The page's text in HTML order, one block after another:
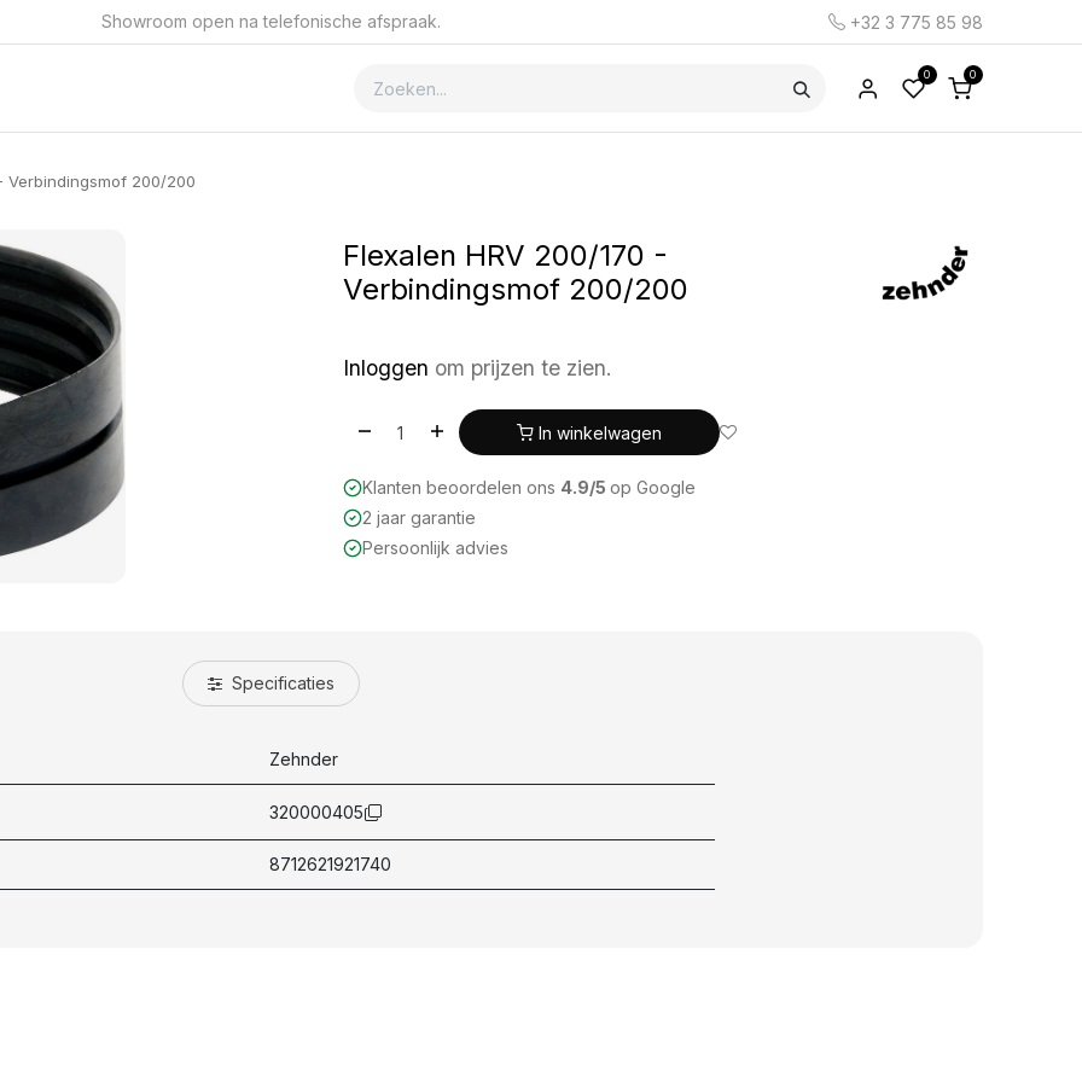
Showroom open na telefonische afspraak. +32 3 775 85 98
0 0
Verbindingsmof 200/200
Flexalen HRV 200/170 -
Verbindingsmof 200/200
Inloggen om prijzen te zien.
In winkelwagen
Klanten beoordelen ons 4.9/5 op Google
2 jaar garantie
Persoonlijk advies
Specificaties
Zehnder
320000405
8712621921740